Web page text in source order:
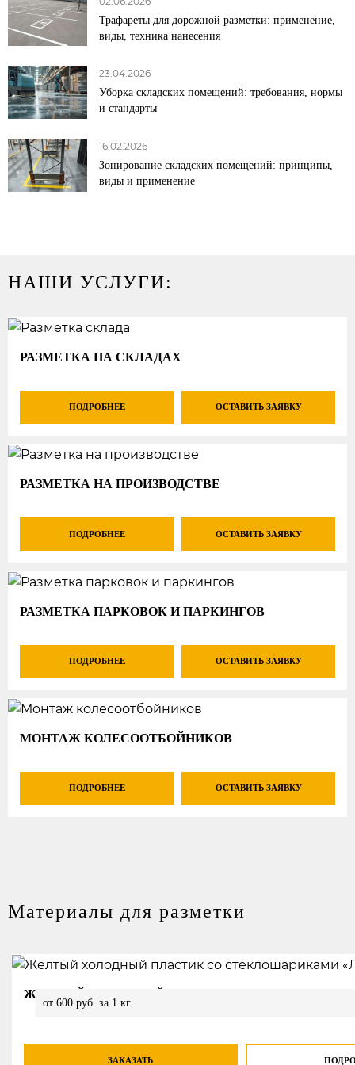
Трафареты для дорожной разметки: применение,
виды, техника нанесения
23.04.2026
Уборка складских помещений: требования, нормы
и стандарты
16.02.2026
Зонирование складских помещений: принципы,
виды и применение
НАШИ УСЛУГИ:
РАЗМЕТКА НА СКЛАДАХ
ПОДРОБНЕЕ ОСТАВИТЬ ЗАЯВКУ
РАЗМЕТКА НА ПРОИЗВОДСТВЕ
ПОДРОБНЕЕ ОСТАВИТЬ ЗАЯВКУ
РАЗМЕТКА ПАРКОВОК И ПАРКИНГОВ
ПОДРОБНЕЕ ОСТАВИТЬ ЗАЯВКУ
МОНТАЖ КОЛЕСООТБОЙНИКОВ
ПОДРОБНЕЕ ОСТАВИТЬ ЗАЯВКУ
Материалы для разметки
ЖЕЛТЫЙ ХОЛОДНЫЙ ПЛАСТИК СО
от 600 руб. за 1 кг
ЗАКАЗАТЬ